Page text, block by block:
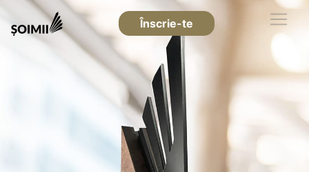
Înscrie-te